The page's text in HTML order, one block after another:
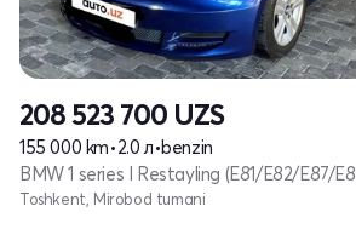
208 523 700 UZS
155 000 km•2.0 л•benzin
BMW 1 series I Restayling (E81/E82/E87/
Toshkent, Mirobod tumani